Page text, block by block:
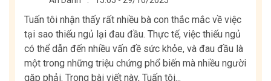
Tuấn tôi nhận thấy rất nhiều bà con thắc mắc về việc
tại sao thiếu ngủ lại đau đầu. Thực tế, việc thiếu ngủ
có thể dẫn đến nhiều vấn đề sức khỏe, và đau đầu là
một trong những triệu chứng phổ biến mà nhiều người
gặp phải. Trong bài viết này, Tuấn tôi...